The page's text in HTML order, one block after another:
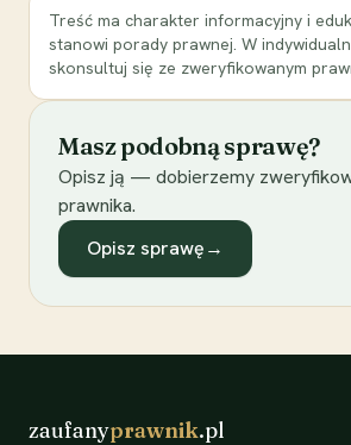
Treść ma charakter informacyjny i
stanowi porady prawnej. W
skonsultuj się ze zweryfikowanym
Masz podobną sprawę?
Opisz ją — dobierzemy
prawnika.
Opisz sprawę→
zaufanyprawnik.pl